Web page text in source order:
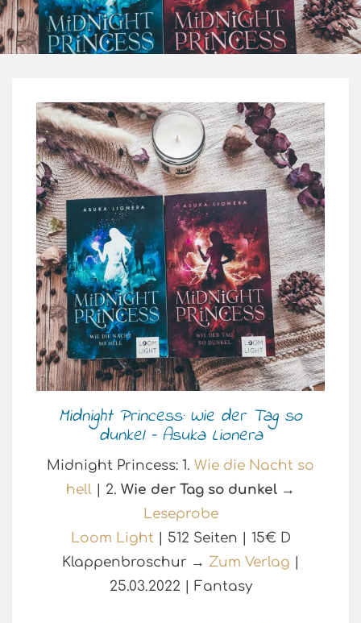
Midnight Princess: Wie der Tag so
dunkel – Asuka Lionera
Midnight Princess: 1. Wie die Nacht so
hell | 2. Wie der Tag so dunkel →
Leseprobe
Loom Light | 512 Seiten | 15€ D
Klappenbroschur → Zum Verlag
25.03.2022 | Fantasy